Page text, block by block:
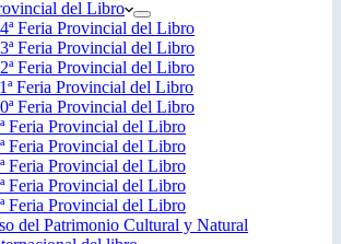
del Libro
Feria Provincial del Libro
Feria Provincial del Libro
Feria Provincial del Libro
Feria Provincial del Libro
Feria Provincial del Libro
Feria Provincial del Libro
Feria Provincial del Libro
Feria Provincial del Libro
Feria Provincial del Libro
Feria Provincial del Libro
del Patrimonio Cultural y Natural